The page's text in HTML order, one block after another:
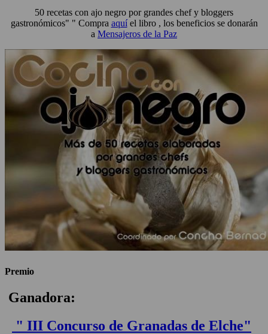
50 recetas con ajo negro por grandes chef y bloggers
gastronómicos" " Compra aquíel libro , los beneficios se donarán
a Mensajeros de la Paz
Premio
Ganadora:
" III Concurso de Granadas de Elche"